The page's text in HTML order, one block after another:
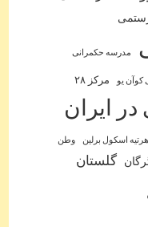
مدرسه حکمرانی
کوآن یو مرکز ۲۸
در ایران
هرتیه اسکول برلین وطن
گلستان